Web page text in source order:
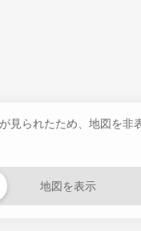
見られたため、地図を非
地図を表示